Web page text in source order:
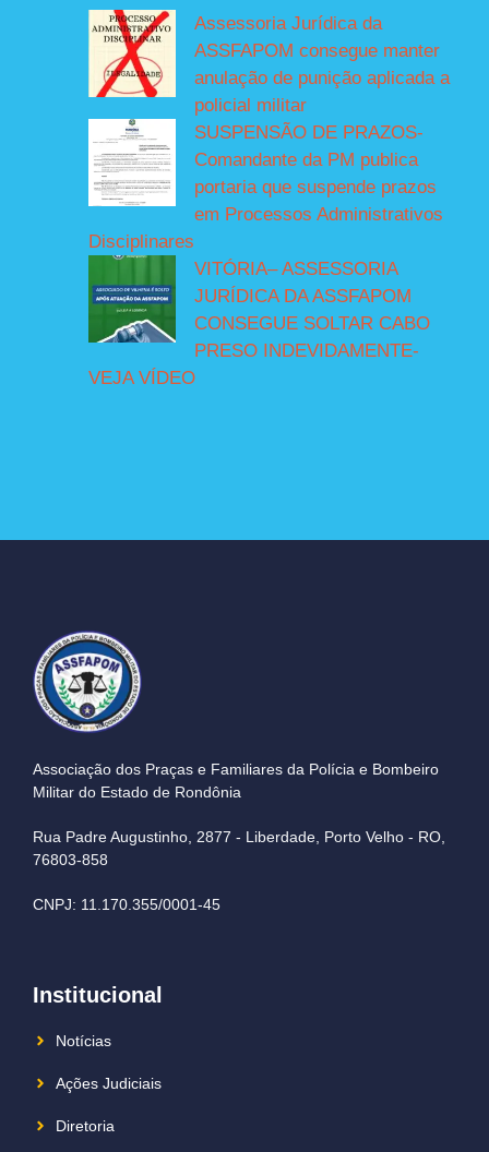
Assessoria Jurídica da
ASSFAPOM consegue manter
anulação de punição aplicada a
policial militar
SUSPENSÃO DE PRAZOS-
Comandante da PM publica
portaria que suspende prazos
em Processos Administrativos
Disciplinares
VITÓRIA– ASSESSORIA
JURÍDICA DA ASSFAPOM
CONSEGUE SOLTAR CABO
PRESO INDEVIDAMENTE-
VEJA VÍDEO
Associação dos Praças e Familiares da Polícia e Bombeiro
Militar do Estado de Rondônia
Rua Padre Augustinho, 2877 - Liberdade, Porto Velho - RO,
76803-858
CNPJ: 11.170.355/0001-45
Institucional
Notícias
Ações Judiciais
Diretoria